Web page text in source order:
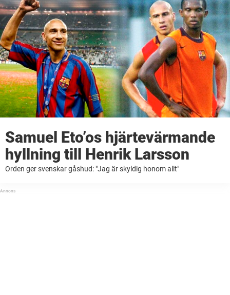
Samuel Eto’os hjärtevärmande
hyllning till Henrik Larsson
Orden ger svenskar gåshud: "Jag är skyldig honom allt"